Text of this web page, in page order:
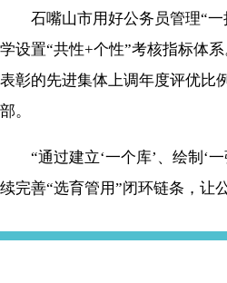
石嘴山市用好公务员管理“一
学设置“共性+个性”考核指标体
表彰的先进集体上调年度评优比
部。
“通过建立‘一个库’、绘制‘一
续完善“选育管用”闭环链条，让